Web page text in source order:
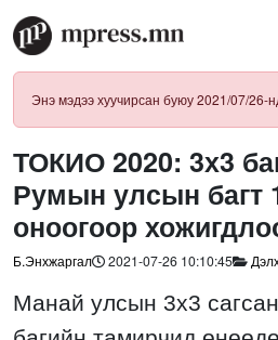
Энэ мэдээ хуучирсан буюу 2021/07/26-
ТОКИО 2020: 3х3
Румын улсын багт
оноогоор
Б.Энхжаргал 2021-07-26 10:10:45
Манай улсын 3х3